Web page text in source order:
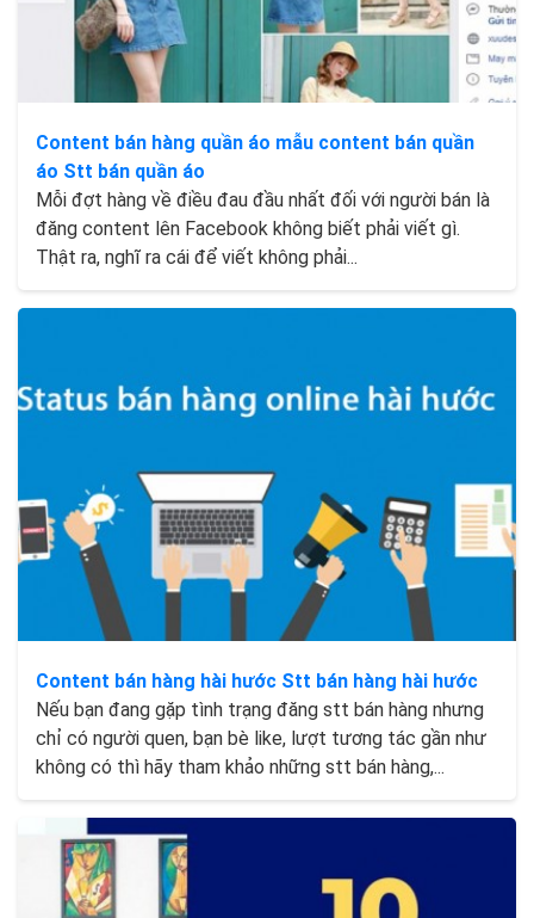
Content bán hàng quần áo mẫu content bán quần
áo Stt bán quần áo
Mỗi đợt hàng về điều đau đầu nhất đối với người bán là
đăng content lên Facebook không biết phải viết gì.
Thật ra, nghĩ ra cái để viết không phải...
Content bán hàng hài hước Stt bán hàng hài hước
Nếu bạn đang gặp tình trạng đăng stt bán hàng nhưng
chỉ có người quen, bạn bè like, lượt tương tác gần như
không có thì hãy tham khảo những stt bán hàng,...